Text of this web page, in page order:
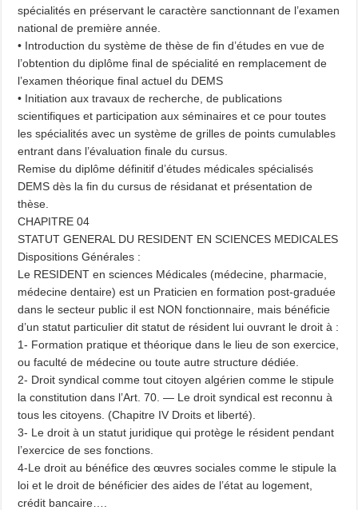
spécialités en préservant le caractère sanctionnant de l’examen
national de première année.
• Introduction du système de thèse de fin d’études en vue de
l’obtention du diplôme final de spécialité en remplacement de
l’examen théorique final actuel du DEMS
• Initiation aux travaux de recherche, de publications
scientifiques et participation aux séminaires et ce pour toutes
les spécialités avec un système de grilles de points cumulables
entrant dans l’évaluation finale du cursus.
Remise du diplôme définitif d’études médicales spécialisés
DEMS dès la fin du cursus de résidanat et présentation de
thèse.
CHAPITRE 04
STATUT GENERAL DU RESIDENT EN SCIENCES MEDICALES
Dispositions Générales :
Le RESIDENT en sciences Médicales (médecine, pharmacie,
médecine dentaire) est un Praticien en formation post-graduée
dans le secteur public il est NON fonctionnaire, mais bénéficie
d’un statut particulier dit statut de résident lui ouvrant le droit à :
1- Formation pratique et théorique dans le lieu de son exercice,
ou faculté de médecine ou toute autre structure dédiée.
2- Droit syndical comme tout citoyen algérien comme le stipule
la constitution dans l’Art. 70. — Le droit syndical est reconnu à
tous les citoyens. (Chapitre IV Droits et liberté).
3- Le droit à un statut juridique qui protège le résident pendant
l’exercice de ses fonctions.
4-Le droit au bénéfice des œuvres sociales comme le stipule la
loi et le droit de bénéficier des aides de l’état au logement,
crédit bancaire….